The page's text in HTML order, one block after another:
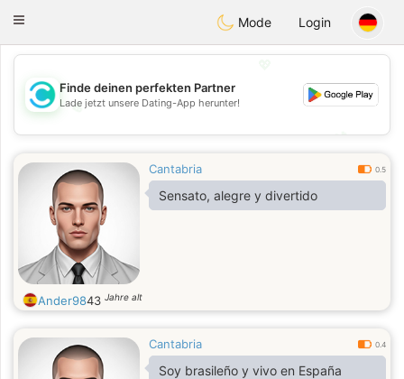
olombiaCitas
Toggle
Mode Login
💖
💕
Finde deinen perfekten Partner
Lade jetzt unsere Dating-App herunter!
Cantabria 0.5
Sensato, alegre y divertido
Ander9843 Jahre alt
Cantabria 0.4
Soy brasileño y vivo en España